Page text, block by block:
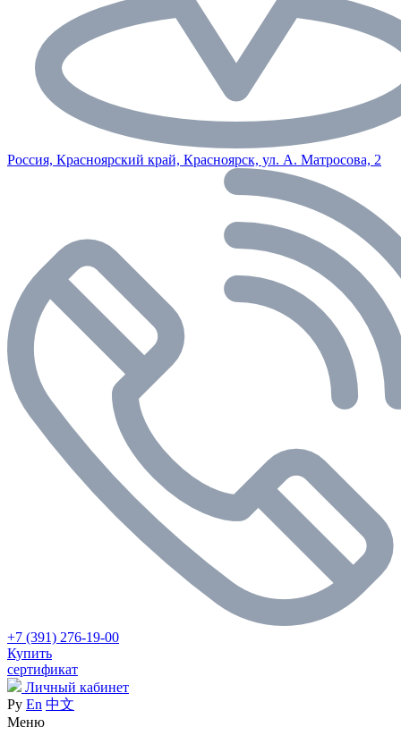
Россия, Красноярский край, Красноярск, ул. А. Матросова, 2
+7 (391) 276-19-00
Купить
сертификат
Личный кабинет
Ру En 中文
Меню